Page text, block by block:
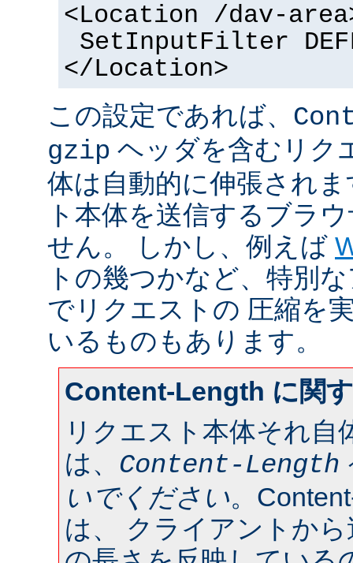
<Location /dav-
SetInputFilter
</Location>
この設定であれば、
gzip ヘッダを含むリク
体は自動的に伸張され
ト本体を送信するブラ
せん。 しかし、例えば
トの幾つかなど、特別
でリクエストの 圧縮を
いるものもあります。
Content-Length に関
リクエスト本体それ自
は、 Content-Length
いでください。
は、 クライアントか